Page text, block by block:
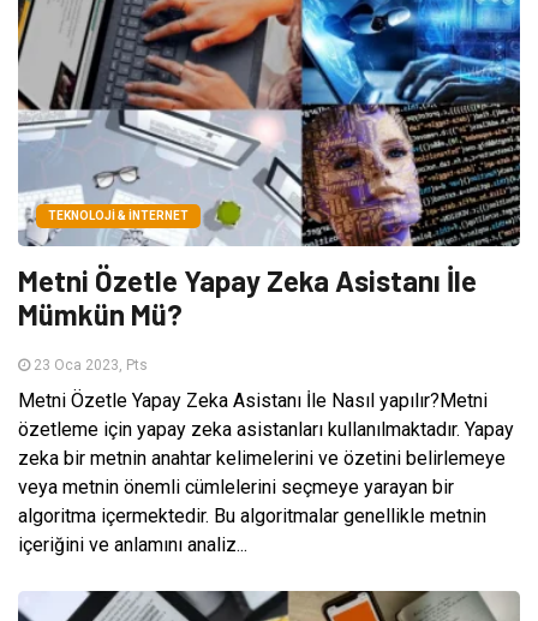
TEKNOLOJI & İNTERNET
Metni Özetle Yapay Zeka Asistanı İle
Mümkün Mü?
23 Oca 2023, Pts
Metni Özetle Yapay Zeka Asistanı İle Nasıl yapılır?Metni
özetleme için yapay zeka asistanları kullanılmaktadır. Yapay
zeka bir metnin anahtar kelimelerini ve özetini belirlemeye
veya metnin önemli cümlelerini seçmeye yarayan bir
algoritma içermektedir. Bu algoritmalar genellikle metnin
içeriğini ve anlamını analiz...